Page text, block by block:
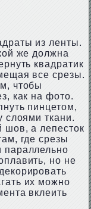
из ленты.
же должна
квадратик
все срезы.
чтобы
как на фото.
пинцетом,
слоями ткани.
шов, а лепесток
где срезы
параллельно
но не
их можно
вклеить